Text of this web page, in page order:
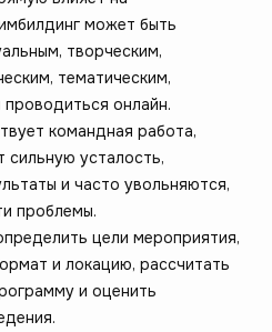
может быть
творческим,
тематическим,
онлайн.
командная работа,
сильную усталость,
и часто увольняются,
проблемы.
цели мероприятия,
и локацию, рассчитать
и оценить